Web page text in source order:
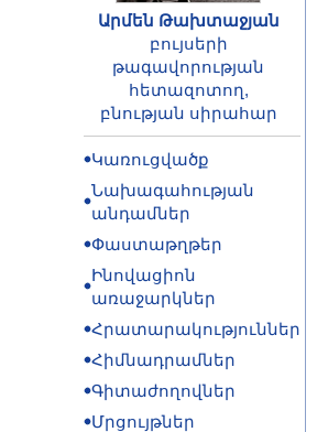
Արմեն Թախտաջյան
բույսերի
թագավորության
հետազոտող,
բնության սիրահար
Կառուցվածք
Նախագահության
անդամներ
Փաստաթղթեր
Ինովացիոն
առաջարկներ
Հրատարակություններ
Հիմնադրամներ
Գիտաժողովներ
Մրցույթներ